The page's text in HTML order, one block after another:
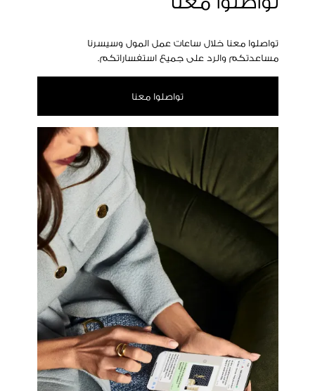
تواصلوا معنا خلال ساعات عمل المول وسيسرنا
مساعدتكم والرد على جميع استفساراتكم.
تواصلوا معنا